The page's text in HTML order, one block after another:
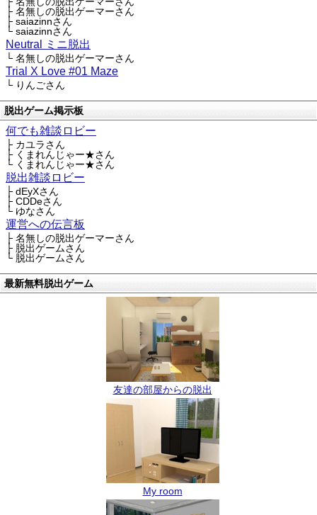
├ 名無しの脱出ゲーマーさん
├ saiazinnさん
└ saiazinnさん
Neutral ミニ脱出
└ 名無しの脱出ゲーマーさん
Trial X Love #01 Maze
└ りんごさん
脱出ゲーム掲示板
何でも雑談ロビー
├ カユラさん
├ くまれんじゃー★さん
└ くまれんじゃー★さん
脱出雑談ロビー
├ dEyXさん
├ CDDeさん
└ ゆなさん
運営への伝言板
├ 名無しの脱出ゲーマーさん
├ 脱出ゲームさん
└ 脱出ゲームさん
最新無料脱出ゲーム
友達の部屋からの脱出
My room